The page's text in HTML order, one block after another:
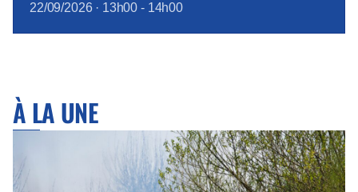
22/09/2026· 13h00 - 14h00
À LA UNE